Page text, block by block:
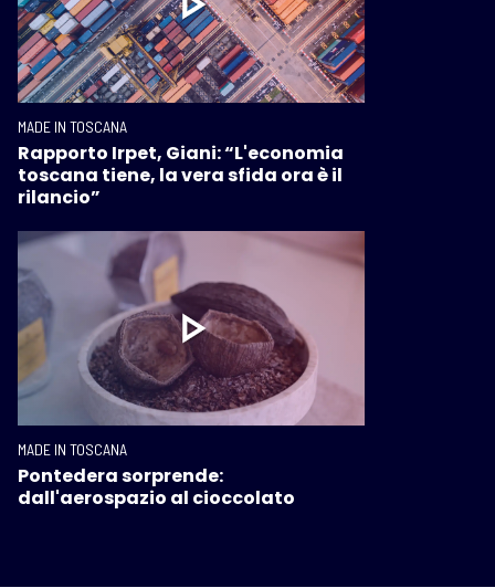
MADE IN TOSCANA
Rapporto Irpet, Giani: “L'economia
toscana tiene, la vera sfida ora è il
rilancio”
MADE IN TOSCANA
Pontedera sorprende:
dall'aerospazio al cioccolato